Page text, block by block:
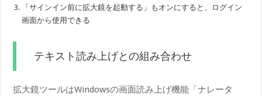
「サインイン前に拡大鏡を起動する」もオンにすると、ログイン
画面から使用できる
テキスト読み上げとの組み合わせ
拡大鏡ツールはWindowsの画面読み上げ機能「ナレータ